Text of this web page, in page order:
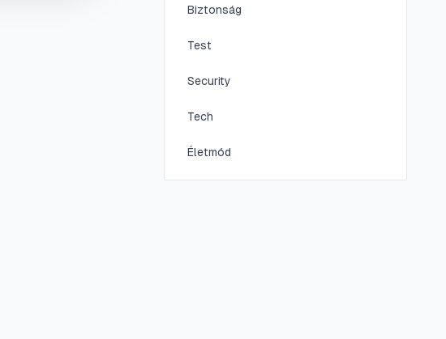
Biztonság
Test
Security
Tech
Életmód